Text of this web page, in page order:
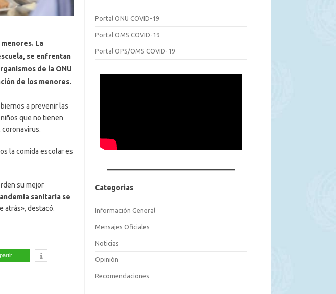
La
se enfrentan
de la ONU
de los menores.
a prevenir las
que no tienen
la comida escolar es
su mejor
sanitaria se
atrás», destacó.
Portal ONU COVID-19
Portal OMS COVID-19
Portal OPS/OMS COVID-19
Categorias
Información General
Mensajes Oficiales
Noticias
Opinión
Recomendaciones